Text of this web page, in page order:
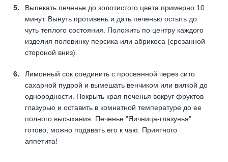
Выпекать печенье до золотистого цвета примерно 10
минут. Вынуть противень и дать печенью остыть до
чуть теплого состояния. Положить по центру каждого
изделия половинку персика или абрикоса (срезанной
стороной вниз).
Лимонный сок соединить с просеянной через сито
сахарной пудрой и вымешать венчиком или вилкой до
однородности. Покрыть края печенья вокруг фруктов
глазурью и оставить в комнатной температуре до ее
полного высыхания. Печенье "Яичница-глазунья"
готово, можно подавать его к чаю. Приятного
аппетита!